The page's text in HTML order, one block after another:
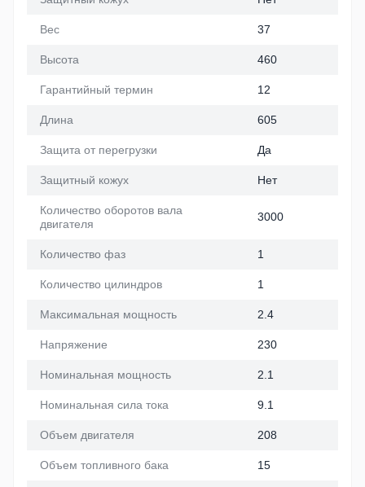
Вес 37
Высота 460
Гарантийный термин 12
Длина 605
Защита от перегрузки Да
Защитный кожух Нет
Количество оборотов вала
двигателя
3000
Количество фаз 1
Количество цилиндров 1
Максимальная мощность 2.4
Напряжение 230
Номинальная мощность 2.1
Номинальная сила тока 9.1
Объем двигателя 208
Объем топливного бака 15